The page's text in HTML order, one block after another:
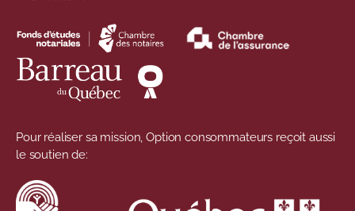
Pour réaliser sa mission, Option consommateurs reçoit aussi
le soutien de: